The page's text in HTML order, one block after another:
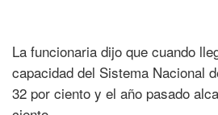
La funcionaria dijo que cuando
capacidad del Sistema Nacional
32 por ciento y el año pasado